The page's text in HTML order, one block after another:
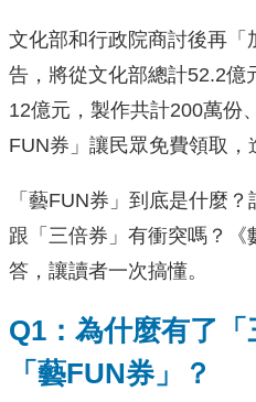
文化部和行政院商討後再「
告，將從文化部總計52.2億
12億元，製作共計200萬份
FUN券」讓民眾免費領取，
「藝FUN券」到底是什麼
跟「三倍券」有衝突嗎？《
答，讓讀者一次搞懂。
Q1：為什麼有了
「藝FUN券」？